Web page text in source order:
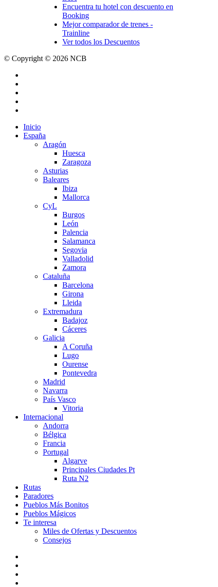
Encuentra tu hotel con descuento en
Booking
Mejor comparador de trenes -
Trainline
Ver todos los Descuentos
© Copyright © 2026 NCB
Close
Menu
Inicio
España
Aragón
Huesca
Zaragoza
Asturias
Baleares
Ibiza
Mallorca
CyL
Burgos
León
Palencia
Salamanca
Segovia
Valladolid
Zamora
Cataluña
Barcelona
Girona
Lleida
Extremadura
Badajoz
Cáceres
Galicia
A Coruña
Lugo
Ourense
Pontevedra
Madrid
Navarra
País Vasco
Vitoria
Internacional
Andorra
Bélgica
Francia
Portugal
Algarve
Principales Ciudades Pt
Ruta N2
Rutas
Paradores
Pueblos Más Bonitos
Pueblos Mágicos
Te interesa
Miles de Ofertas y Descuentos
Consejos